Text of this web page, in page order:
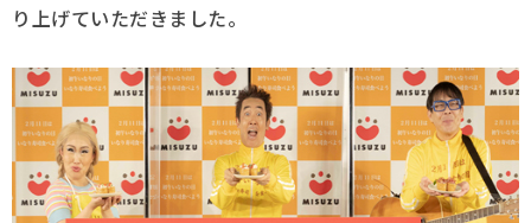
り上げていただきました。